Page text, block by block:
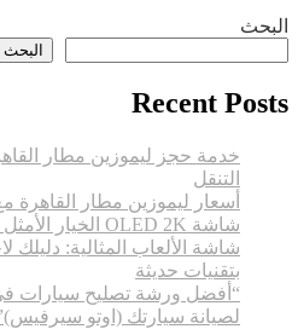
الكويت
البحث
البحث
Recent Posts
خدمة حجز ليموزين مطار
التنقل
أسعار ليموزين مطار القاهرة
شاشة OLED 2K الخيار الأمثل لعشاق الألعاب والاحتراف
شاشة الألعاب المثالية:
بتقنيات حديثة
“أفضل ورشة تصليح سيارات في
لصيانة سيارتك (اوتو